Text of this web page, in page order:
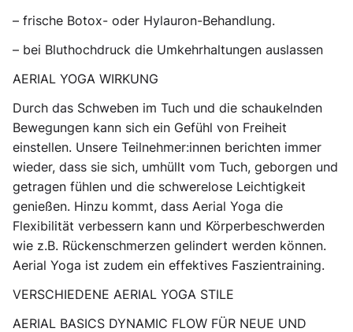
– frische Botox- oder Hylauron-Behandlung.
– bei Bluthochdruck die Umkehrhaltungen auslassen
AERIAL YOGA WIRKUNG
Durch das Schweben im Tuch und die schaukelnden
Bewegungen kann sich ein Gefühl von Freiheit
einstellen. Unsere Teilnehmer:innen berichten immer
wieder, dass sie sich, umhüllt vom Tuch, geborgen und
getragen fühlen und die schwerelose Leichtigkeit
genießen. Hinzu kommt, dass Aerial Yoga die
Flexibilität verbessern kann und Körperbeschwerden
wie z.B. Rückenschmerzen gelindert werden können.
Aerial Yoga ist zudem ein effektives Faszientraining.
VERSCHIEDENE AERIAL YOGA STILE
AERIAL BASICS DYNAMIC FLOW FÜR NEUE UND